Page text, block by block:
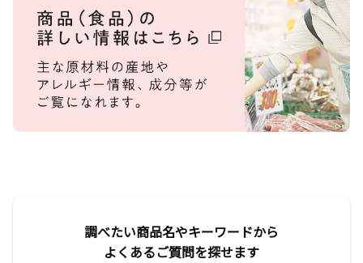
調べたい商品名やキーワードから
よくあるご質問を探せます